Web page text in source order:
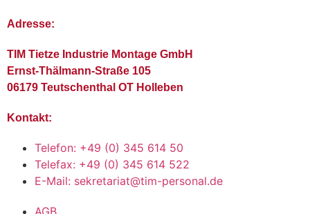
Adresse:
TIM Tietze Industrie Montage GmbH
Ernst-Thälmann-Straße 105
06179 Teutschenthal OT Holleben
Kontakt:
Telefon: +49 (0) 345 614 50
Telefax: +49 (0) 345 614 522
E-Mail: sekretariat@tim-personal.de